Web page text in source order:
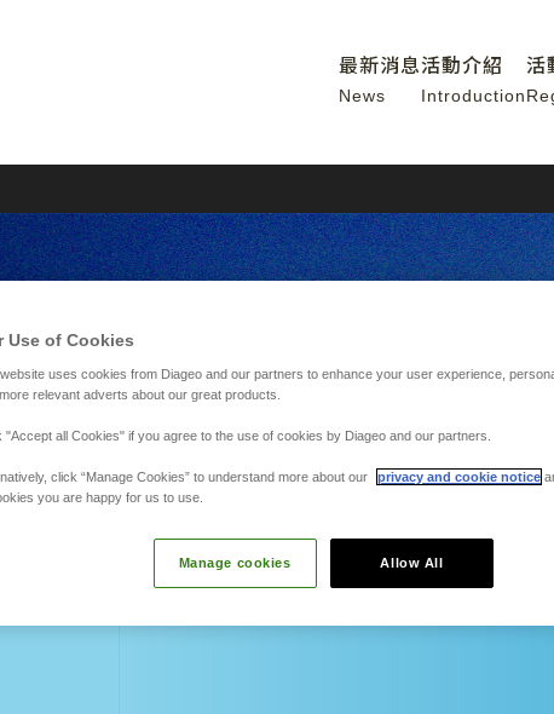
最新消息
News
活動介紹
Introduction
活
龍計畫，海岸保麗龍的回收行動
言以屠龍計畫保衛地球環境 解決保麗龍與海洋汙染問題
Use of Cookies
uses cookies from Diageo and our partners to enhance your user experience,
relevant adverts about our great products.
"Accept all Cookies" if you agree to the use of cookies by Diageo and our partners.
click “Manage Cookies” to understand more about our privacy and cookie notice
you are happy for us to use.
Allow All
Manage cookies